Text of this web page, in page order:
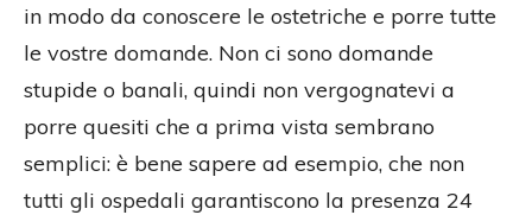
in modo da conoscere le ostetriche e porre tutte
le vostre domande. Non ci sono domande
stupide o banali, quindi non vergognatevi a
porre quesiti che a prima vista sembrano
semplici: è bene sapere ad esempio, che non
tutti gli ospedali garantiscono la presenza 24